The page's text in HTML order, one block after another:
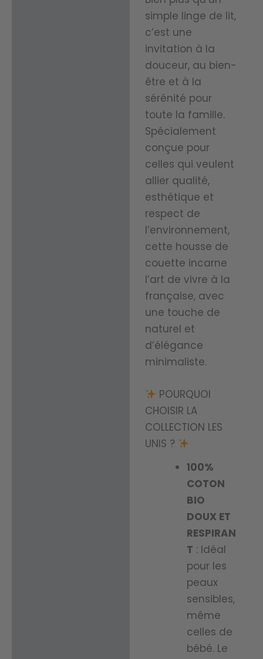
simple linge de lit,
c’est une
invitation à la
douceur, au bien-
être et à la
sérénité pour
toute la famille.
Spécialement
conçue pour
celles qui veulent
allier qualité,
esthétique et
respect de
l’environnement,
cette housse de
couette incarne
l’art de vivre à la
française, avec
une touche de
naturel et
d’élégance
minimaliste.
POURQUOI
CHOISIR LA
COLLECTION LES
UNIS ?
100%
COTON
BIO
DOUX ET
RESPIRAN
T : Idéal
pour les
peaux
sensibles,
même
celles de
bébé. Le